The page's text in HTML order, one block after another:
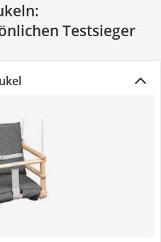
Testsieger